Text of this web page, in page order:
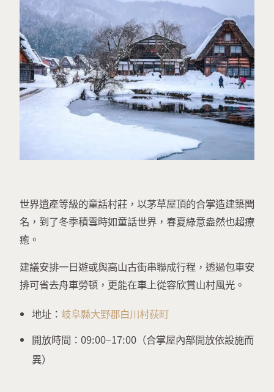
世界遺產等級的童話村莊，以茅草屋頂的合掌造建築聞
名，到了冬季積雪時如童話世界，春夏綠意盎然也超療
癒。
建議安排一日遊或與高山古街串聯成行程，透過包車安
排可省去舟車勞頓，更能在車上從容欣賞山村風光。
地址： 岐阜縣大野郡白川村荻町
開放時間：09:00–17:00（合掌屋內部開放依設施而
異）